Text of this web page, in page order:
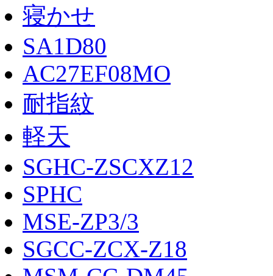
寝かせ
SA1D80
AC27EF08MO
耐指紋
軽天
SGHC-ZSCXZ12
SPHC
MSE-ZP3/3
SGCC-ZCX-Z18